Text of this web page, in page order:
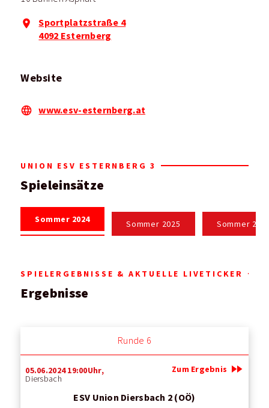
Sportplatzstraße 4
4092 Esternberg
Website
www.esv-esternberg.at
UNION ESV ESTERNBERG 3
Spieleinsätze
Sommer 2024 Sommer 2025 Sommer
SPIELERGEBNISSE & AKTUELLE LIVETICKER
Ergebnisse
Runde 6
05.06.2024 19:00Uhr,
Diersbach
ESV Union Diersbach 2 (OÖ)
Zum Ergebnis fast_forward